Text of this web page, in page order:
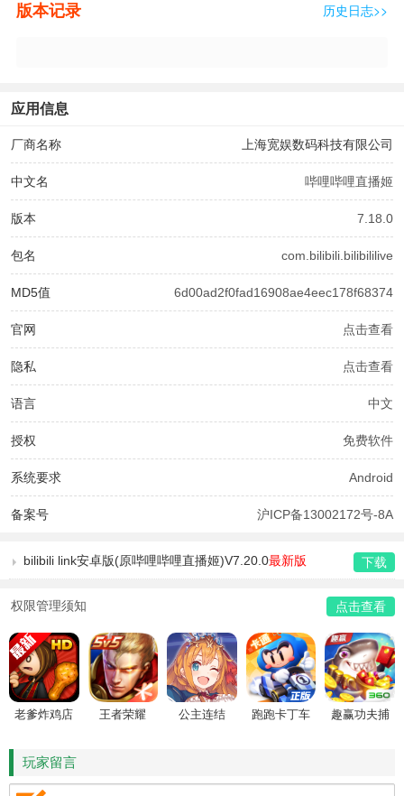
版本记录 历史日志>>
应用信息
厂商名称 上海宽娱数码科技有限公司
中文名 哔哩哔哩直播姬
版本 7.18.0
包名 com.bilibili.bilibililive
MD5值 6d00ad2f0fad16908ae4eec178f68374
官网 点击查看
隐私 点击查看
语言 中文
授权 免费软件
系统要求 Android
备案号 沪ICP备13002172号-8A
bilibili link安卓版(原哔哩哔哩直播姬)V7.20.0最新版 下载
权限管理须知 点击查看
老爹炸鸡店
王者荣耀 公主连结 跑跑卡丁车
趣赢功夫捕
玩家留言